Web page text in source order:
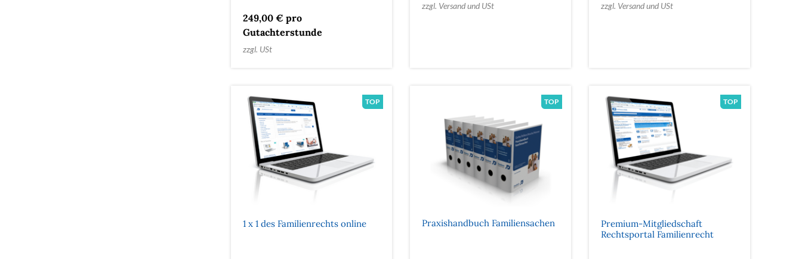
249,00 € pro
Gutachterstunde
zzgl. USt
zzgl. Versand und USt zzgl. Versand und USt
1 x 1 des Familienrechts online Praxishandbuch Familiensachen
Premium-Mitgliedschaft
Rechtsportal Familienrecht